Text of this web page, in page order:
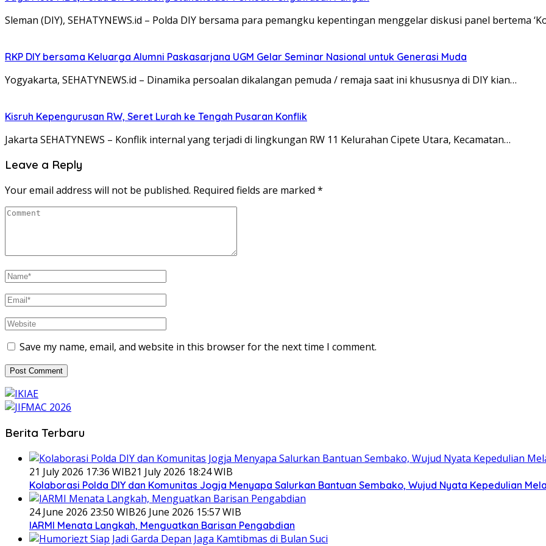
Sleman (DIY), SEHATYNEWS.id – Polda DIY bersama para pemangku kepentingan menggelar diskusi panel bertema
RKP DIY bersama Keluarga Alumni Paskasarjana UGM Gelar Seminar Nasional untuk Generasi Muda
Yogyakarta, SEHATYNEWS.id – Dinamika persoalan dikalangan pemuda / remaja saat ini khususnya di DIY kian…
Kisruh Kepengurusan RW, Seret Lurah ke Tengah Pusaran Konflik
Jakarta SEHATYNEWS – Konflik internal yang terjadi di lingkungan RW 11 Kelurahan Cipete Utara, Kecamatan…
Leave a Reply
Your email address will not be published. Required fields are marked *
Save my name, email, and website in this browser for the next time I comment.
Berita Terbaru
21 July 2026 17:36 WIB21 July 2026 18:24 WIB
Kolaborasi Polda DIY dan Komunitas Jogja Menyapa Salurkan Bantuan Sembako, Wujud Nyata Kepedulian
24 June 2026 23:50 WIB26 June 2026 15:57 WIB
IARMI Menata Langkah, Menguatkan Barisan Pengabdian